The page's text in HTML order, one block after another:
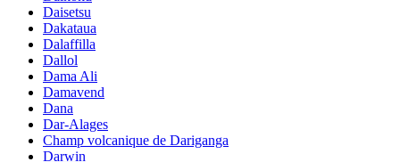
Daisetsu
Dakataua
Dalaffilla
Dallol
Dama Ali
Damavend
Dana
Dar-Alages
Champ volcanique de Dariganga
Darwin